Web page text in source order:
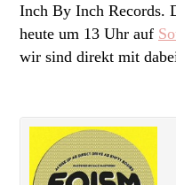
Inch By Inch Records.
heute um 13 Uhr auf
wir sind direkt mit